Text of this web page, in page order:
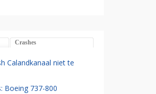
Crashes
Calandkanaal niet te
Boeing 737-800